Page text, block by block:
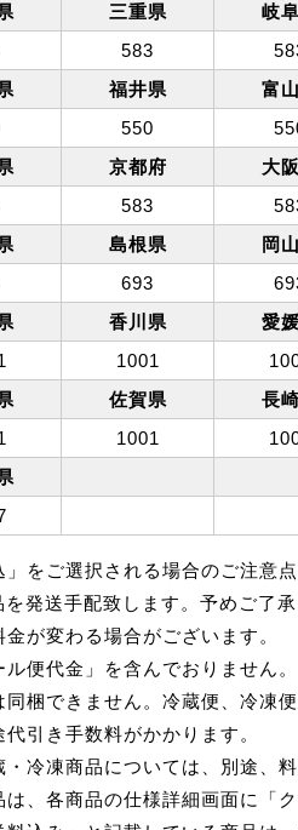
三重県 岐
583
福井県
富
550
京都府 大
583
島根県 岡
693
香川県 愛
1001
佐賀県 長
1001
をご選択される場合のご注意
発送手配致します。予めご了承
が変わる場合がございます。
便代金」を含んでおりません。
梱できません。冷蔵便、冷凍
引き手数料がかかります。
冷凍商品については、別途、
、各商品の仕様詳細画面に「